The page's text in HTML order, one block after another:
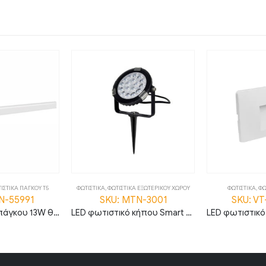
ΠΑΓΚΟΥ T5
55991
LED φωτιστικό πάγκου 13W θερμό λευκό 3000K με διακόπτη 120cm MTN-55991
ΦΩΤΙΣΤΙΚΑ,ΦΩΤΙΣΤΙΚΑ ΕΞΩΤΕΡΙΚΟΥ ΧΩΡΟΥ
SKU: MTN-3001
LED φωτιστικό κήπου Smart 9W RGB+CCT IP66 MTN-3001
ΦΩΤΙΣΤΙΚΑ,
SKU: